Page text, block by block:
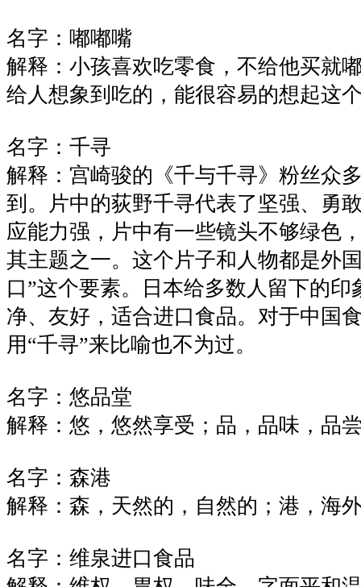
名字：嘟嘟嘴
解释：小孩喜欢吃零食，不给他买就
给人想象到吃的，能很容易的想起这
名字：千寻
解释：宫崎骏的《千与千寻》粉丝众
到。片中的荻野千寻代表了坚强、勇
应能力强，片中有一些镜头不够绿色
其主题之一。这个片子和人物都是外
口”这个要素。日本给多数人留下的印
净、友好，适合进口食品。对于中国
用“千寻”来比喻也不为过。
名字：悠品堂
解释：悠，悠然享受；品，品味，品
名字：森港
解释：森，天然的，自然的；港，海
名字：维泉进口食品